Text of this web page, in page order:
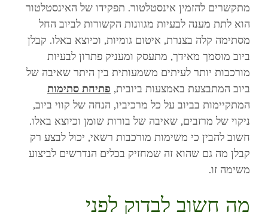
מתקשרים להזמין אינסטלטור. תפקידו של האינסטלטור
הוא לתת מענה לבעיות מגוונות הקשורות לביוב החל
מסתימה קלה בצנרת, איטום גומיות, וכיוצא באלו. קבלן
ביוב מוסמך מאידך, מתעסק ומעניק פתרון לבעיות
מורכבות יותר לעיתים משמעותית בין היתר שאיבה של
ביוב המתבצעת באמצעות ביובית, פתיחת סתימות
המתקיימות בביוב על כל מרכיביו, הנחה של קווי ביוב,
ניקוי של מרזבים, שאיבה של בורות שומן וכיוצא באלו.
חשוב להבין כי משימות מורכבות רשאי, יכול לבצע רק
קבלן מה גם שהוא זה שמחזיק בכלים הנדרשים לביצוע
משימה זו.
מה חשוב לבדוק לפני